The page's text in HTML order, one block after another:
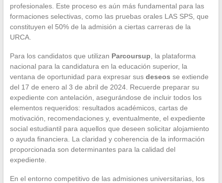
profesionales. Este proceso es aún más fundamental para las
formaciones selectivas, como las pruebas orales LAS SPS, que
constituyen el 50% de la admisión a ciertas carreras de la
URCA.
Para los candidatos que utilizan Parcoursup , la plataforma
nacional para la candidatura en la educación superior, la
ventana de oportunidad para expresar sus deseos se extiende
del 17 de enero al 3 de abril de 2024. Recuerde preparar su
expediente con antelación, asegurándose de incluir todos los
elementos requeridos: resultados académicos, cartas de
motivación, recomendaciones y, eventualmente, el expediente
social estudiantil para aquellos que deseen solicitar alojamiento
o ayuda financiera. La claridad y coherencia de la información
proporcionada son determinantes para la calidad del
expediente.
En el entorno competitivo de las admisiones universitarias, los